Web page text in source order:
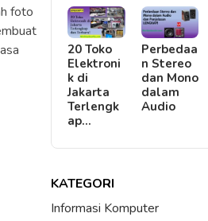
foto
20 Toko
Elektroni
k di
Jakarta
Terlengk
ap…
Perbedaa
n Stereo
dan Mono
dalam
Audio
KATEGORI
Informasi Komputer